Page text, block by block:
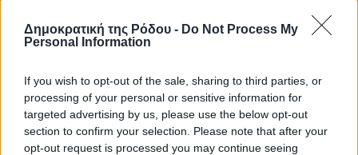
Δημοκρατική της Ρόδου - Do Not Process My
Personal Information
If you wish to opt-out of the sale, sharing to third parties, or
processing of your personal or sensitive information for
targeted advertising by us, please use the below opt-out
section to confirm your selection. Please note that after your
opt-out request is processed you may continue seeing
παρουσιαστεί και ποιες είναι οι θέσεις μάχης», εξηγεί ο
Μανώλης. Αν και δεν πιστεύει πως γίνονται πια πόλεμοι
προετοιμασμένος, έχοντας το δικό του όπλο. «Είναι
φόρος τιμής στην πατρίδα», υποστηρίζει,
συμπληρώνοντας ότι είναι σημαντικό για το νησί που
διαθέτει πλέον σύστημα αεράμυνας.